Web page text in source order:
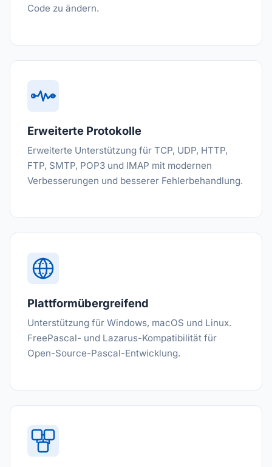
Code zu ändern.
Erweiterte Protokolle
Erweiterte Unterstützung für TCP, UDP, HTTP,
FTP, SMTP, POP3 und IMAP mit modernen
Verbesserungen und besserer Fehlerbehandlung.
Plattformübergreifend
Unterstützung für Windows, macOS und Linux.
FreePascal- und Lazarus-Kompatibilität für
Open-Source-Pascal-Entwicklung.